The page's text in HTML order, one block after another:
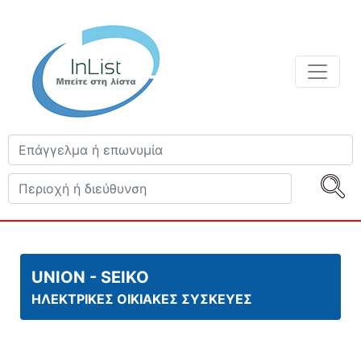
UNION - SEIKO
ΗΛΕΚΤΡΙΚΕΣ ΟΙΚΙΑΚΕΣ ΣΥΣΚΕΥΕΣ